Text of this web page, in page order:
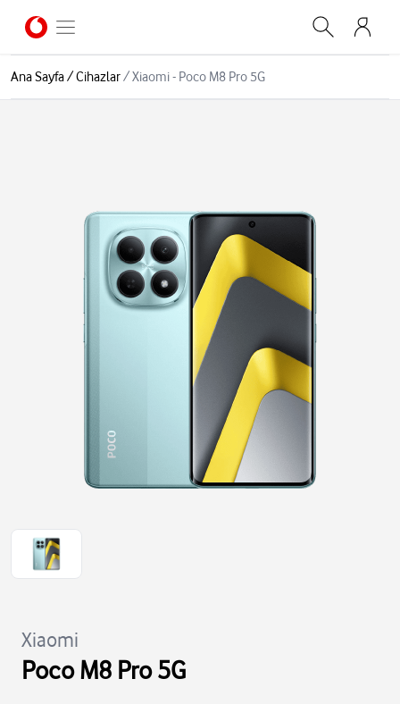
Ana Sayfa/Cihazlar/Xiaomi - Poco M8 Pro 5G
Xiaomi
Poco M8 Pro 5G